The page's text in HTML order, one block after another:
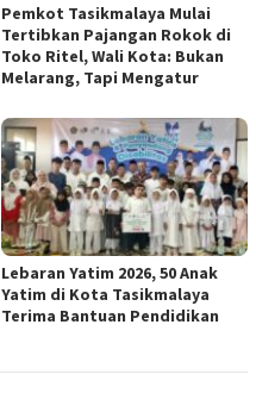
Pemkot Tasikmalaya Mulai
Tertibkan Pajangan Rokok di
Toko Ritel, Wali Kota: Bukan
Melarang, Tapi Mengatur
Lebaran Yatim 2026, 50 Anak
Yatim di Kota Tasikmalaya
Terima Bantuan Pendidikan